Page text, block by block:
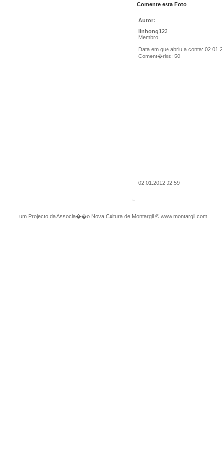
Comente esta Foto
Autor:
linhong123
Membro
Data em que abriu a conta:
Coment�rios: 50
02.01.2012 02:59
um Projecto da Associa��o Nova Cultura de Montargil©www.montargil.com